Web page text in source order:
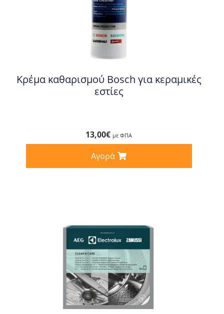
Κρέμα καθαρισμού Bosch για κεραμικές
εστίες
13,00€ με ΦΠΑ
Αγορά